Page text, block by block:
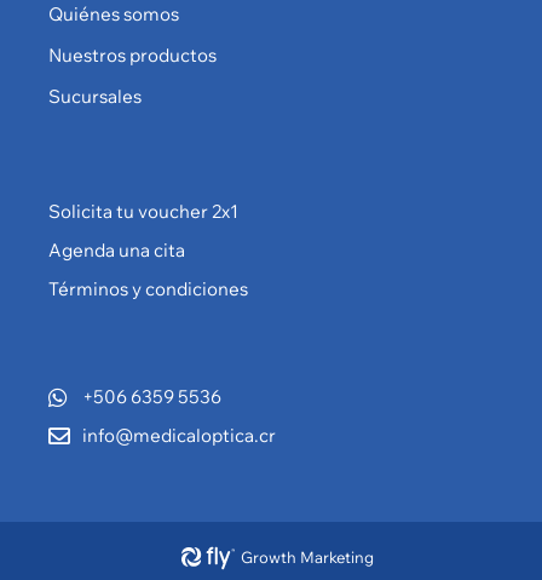
Quiénes somos
Nuestros productos
Sucursales
Solicita tu voucher 2x1
Agenda una cita
Términos y condiciones
+506 6359 5536
info@medicaloptica.cr
Growth Marketing